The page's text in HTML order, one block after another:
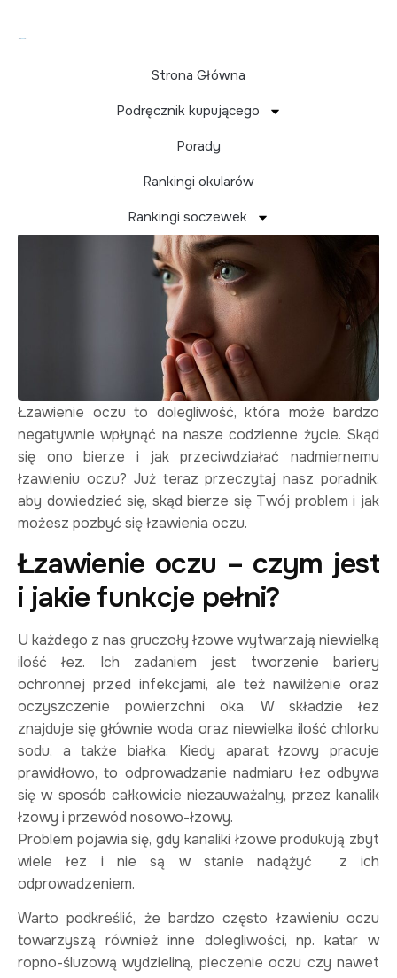
Strona Główna
Podręcznik kupującego
Porady
Rankingi okularów
Rankingi soczewek
Łzawienie oczu — jak
zapobiegać?
Łzawienie oczu to dolegliwość, która może bardzo
negatywnie wpłynąć na nasze codzienne życie. Skąd
się ono bierze i jak przeciwdziałać nadmiernemu
łzawieniu oczu? Już teraz przeczytaj nasz poradnik,
aby dowiedzieć się, skąd bierze się Twój problem i jak
możesz pozbyć się łzawienia oczu.
Łzawienie oczu – czym jest
i jakie funkcje pełni?
U każdego z nas gruczoły łzowe wytwarzają niewielką
ilość łez. Ich zadaniem jest tworzenie bariery
ochronnej przed infekcjami, ale też nawilżenie oraz
oczyszczenie powierzchni oka. W składzie łez
znajduje się głównie woda oraz niewielka ilość chlorku
sodu, a także białka. Kiedy aparat łzowy pracuje
prawidłowo, to odprowadzanie nadmiaru łez odbywa
się w sposób całkowicie niezauważalny, przez kanalik
łzowy i przewód nosowo-łzowy.
Problem pojawia się, gdy kanaliki łzowe produkują zbyt
wiele łez i nie są w stanie nadążyć z ich
odprowadzeniem.
Warto podkreślić, że bardzo często łzawieniu oczu
towarzyszą również inne dolegliwości, np. katar w
ropno-śluzową wydzieliną, pieczenie oczu czy nawet